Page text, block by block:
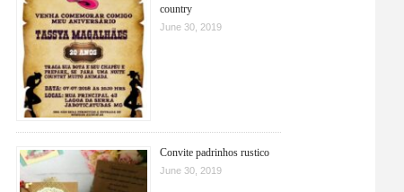
country
June 30, 2019
Convite padrinhos rustico
June 30, 2019